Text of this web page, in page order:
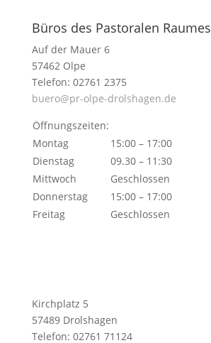
Büros des Pastoralen Raumes
Auf der Mauer 6
57462 Olpe
Telefon: 02761 2375
buero@pr-olpe-drolshagen.de
Öffnungszeiten:
Montag
15:00 – 17:00
Dienstag
09.30 – 11:30
Mittwoch
Geschlossen
Donnerstag
15:00 – 17:00
Freitag
Geschlossen
Kirchplatz 5
57489 Drolshagen
Telefon: 02761 71124